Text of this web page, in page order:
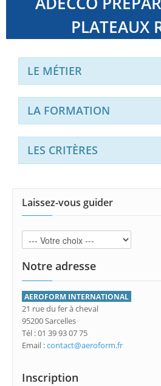
PLATEAUX
LE MÉTIER
LA FORMATION
LES CRITÈRES
Laissez-vous guider
Notre adresse
AEROFORM INTERNATIONAL
21 rue du fer à cheval
95200 Sarcelles
Tél : 01 39 93 07 75
Email :contact@aeroform.fr
Inscription